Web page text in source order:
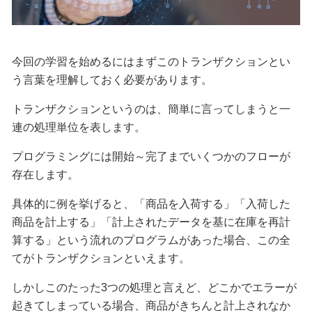
今回の学習を始めるにはまずこのトランザクションとい
う言葉を理解しておく必要があります。
トランザクションというのは、簡単に言ってしまうと一
連の処理単位を表します。
プログラミングには開始～完了までいくつかのフローが
存在します。
具体的に例を挙げると、「商品を入荷する」「入荷した
商品を計上する」「計上されたデータを基に在庫を再計
算する」という流れのプログラムがあった場合、この全
てがトランザクションといえます。
しかしこのたった3つの処理と言えど、どこかでエラーが
起きてしまっている場合、商品がきちんと計上されなか